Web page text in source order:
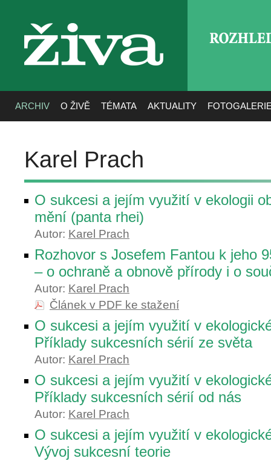
živa
ARCHIV O ŽIVĚ TÉMATA AKTUALITY
Karel Prach
O sukcesi a jejím využití v ekologii
mění (panta rhei)
Autor: Karel Prach
Rozhovor s Josefem Fantou k jeho
– o ochraně a obnově přírody i o
Autor: Karel Prach
Článek v PDF ke stažení
O sukcesi a jejím využití v
Příklady sukcesních sérií ze světa
Autor: Karel Prach
O sukcesi a jejím využití v
Příklady sukcesních sérií od nás
Autor: Karel Prach
O sukcesi a jejím využití v
Vývoj sukcesní teorie